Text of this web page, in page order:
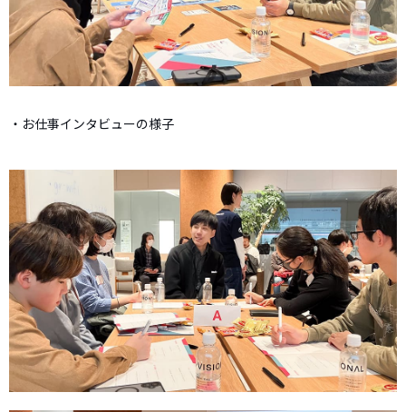
・お仕事インタビューの様子